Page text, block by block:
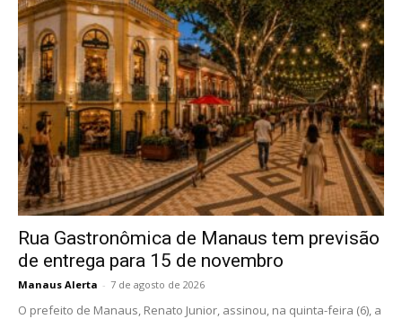
Rua Gastronômica de Manaus tem previsão
de entrega para 15 de novembro
Manaus Alerta - 7 de agosto de 2026
O prefeito de Manaus, Renato Junior, assinou, na quinta-feira (6), a